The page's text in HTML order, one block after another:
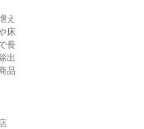
え
床
長
出
品